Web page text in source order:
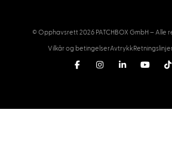
© Opphavsrett 2026 PATCHBOX GmbH –
Vilkår og betingelserAvtrykk